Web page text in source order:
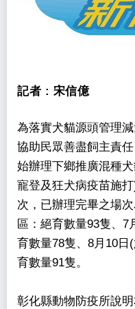
記者 : 宋信億
為落實犬貓源頭管理
協助民眾善盡飼主責
始辦理下鄉推廣混種
寵登及狂犬病疫苗施
次，已辦理完畢之場
區：絕育數量93隻、7
育數量78隻、8月10
育數量91隻。
彰化縣動物防疫所說